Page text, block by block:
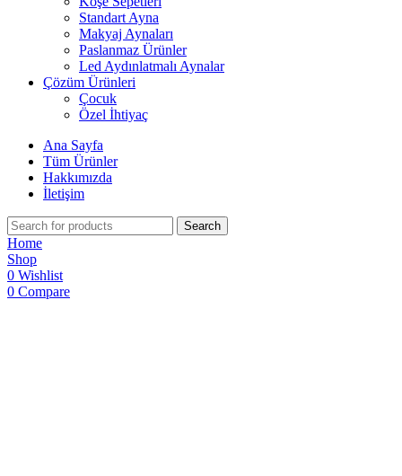
Standart Ayna
Makyaj Aynaları
Paslanmaz Ürünler
Led Aydınlatmalı Aynalar
Çözüm Ürünleri
Çocuk
Özel İhtiyaç
Ana Sayfa
Tüm Ürünler
Hakkımızda
İletişim
Search
Home
Shop
0 Wishlist
0 Compare